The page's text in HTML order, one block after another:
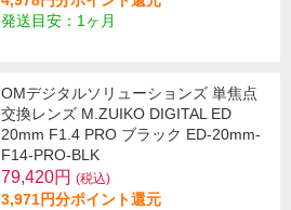
発送目安：1ヶ月
OMデジタルソリューションズ 単焦点
交換レンズ M.ZUIKO DIGITAL ED
20mm F1.4 PRO ブラック ED-20mm-
F14-PRO-BLK
79,420円 (税込)
3,971円分ポイント還元